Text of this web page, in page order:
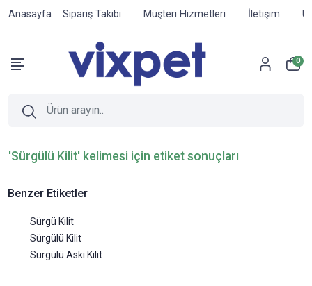
Anasayfa Sipariş Takibi Müşteri Hizmetleri İletişim
0
'Sürgülü Kilit' kelimesi için etiket sonuçları
Benzer Etiketler
Sürgü Kilit
Sürgülü Kilit
Sürgülü Askı Kilit